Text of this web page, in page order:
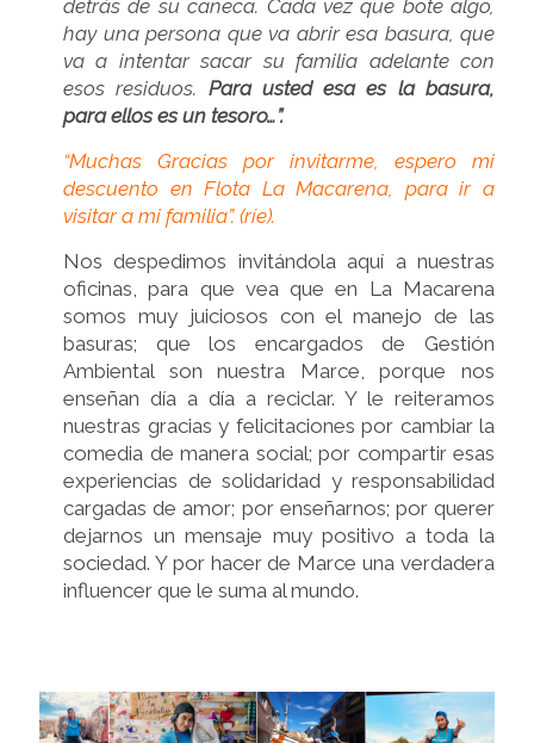
detrás de su caneca. Cada vez que bote algo,
hay una persona que va abrir esa basura, que
va a intentar sacar su familia adelante con
esos residuos. Para usted esa es la basura,
para ellos es un tesoro…”.
“Muchas Gracias por invitarme, espero mi
descuento en Flota La Macarena, para ir a
visitar a mi familia”. (ríe).
Nos despedimos invitándola aquí a nuestras
oficinas, para que vea que en La Macarena
somos muy juiciosos con el manejo de las
basuras; que los encargados de Gestión
Ambiental son nuestra Marce, porque nos
enseñan día a día a reciclar. Y le reiteramos
nuestras gracias y felicitaciones por cambiar la
comedia de manera social; por compartir esas
experiencias de solidaridad y responsabilidad
cargadas de amor; por enseñarnos; por querer
dejarnos un mensaje muy positivo a toda la
sociedad. Y por hacer de Marce una verdadera
influencer que le suma al mundo.